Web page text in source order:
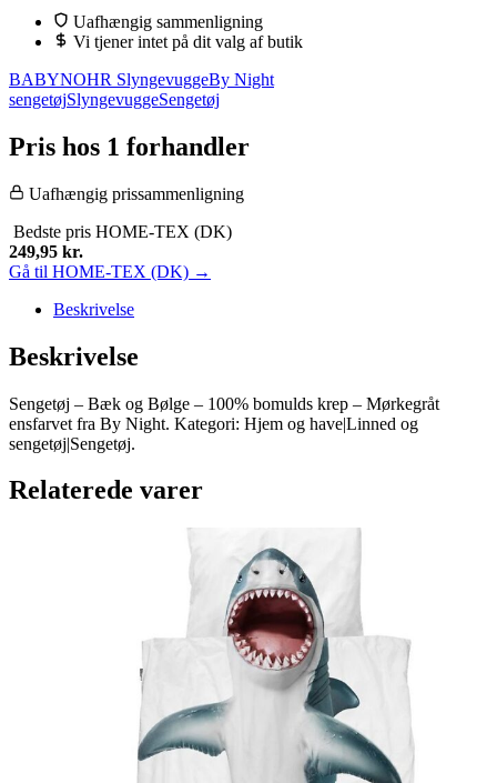
599,95 kr..299,95 kr..
Uafhængig sammenligning
Vi tjener intet på dit valg af butik
BABYNOHR SlyngevuggeBy Night
sengetøjSlyngevuggeSengetøj
Pris hos 1 forhandler
Uafhængig prissammenligning
Bedste pris HOME-TEX (DK)
249,95 kr.
Gå til HOME-TEX (DK) →
Beskrivelse
Beskrivelse
Sengetøj – Bæk og Bølge – 100% bomulds krep – Mørkegråt
ensfarvet fra By Night. Kategori: Hjem og have|Linned og
sengetøj|Sengetøj.
Relaterede varer